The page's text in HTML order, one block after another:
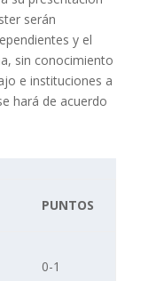
serán
y el
sin conocimiento
e instituciones a
hará de acuerdo
PUNTOS
0-1